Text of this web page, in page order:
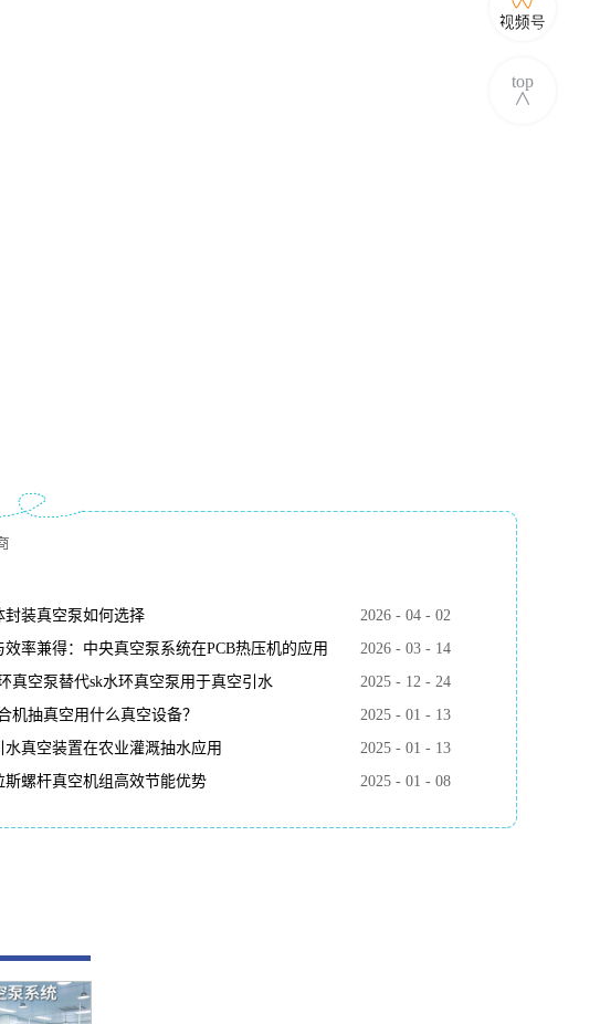
封装真空泵如何选择 2026 - 04 - 02
效率兼得：中央真空泵系统在PCB热压机的应用 2026 - 03 - 14
真空泵替代sk水环真空泵用于真空引水 2025 - 12 - 24
机抽真空用什么真空设备？ 2025 - 01 - 13
水真空装置在农业灌溉抽水应用 2025 - 01 - 13
斯螺杆真空机组高效节能优势 2025 - 01 - 08
top
∧